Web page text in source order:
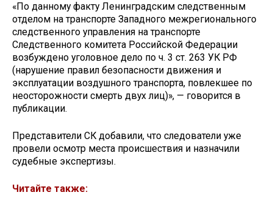
«По данному факту Ленинградским следственным
отделом на транспорте Западного межрегионального
следственного управления на транспорте
Следственного комитета Российской Федерации
возбуждено уголовное дело по ч. 3 ст. 263 УК РФ
(нарушение правил безопасности движения и
эксплуатации воздушного транспорта, повлекшее по
неосторожности смерть двух лиц)», — говорится в
публикации.
Представители СК добавили, что следователи уже
провели осмотр места происшествия и назначили
судебные экспертизы.
Читайте также: